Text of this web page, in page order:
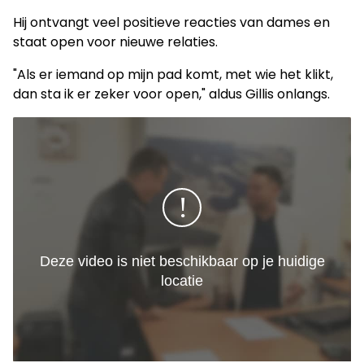
Hij ontvangt veel positieve reacties van dames en
staat open voor nieuwe relaties.
"Als er iemand op mijn pad komt, met wie het klikt,
dan sta ik er zeker voor open," aldus Gillis onlangs.